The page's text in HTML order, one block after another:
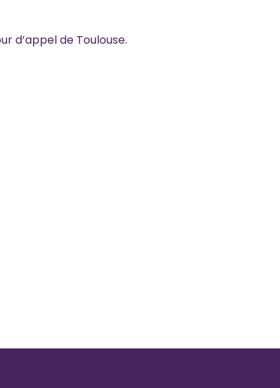
d’appel de Toulouse.